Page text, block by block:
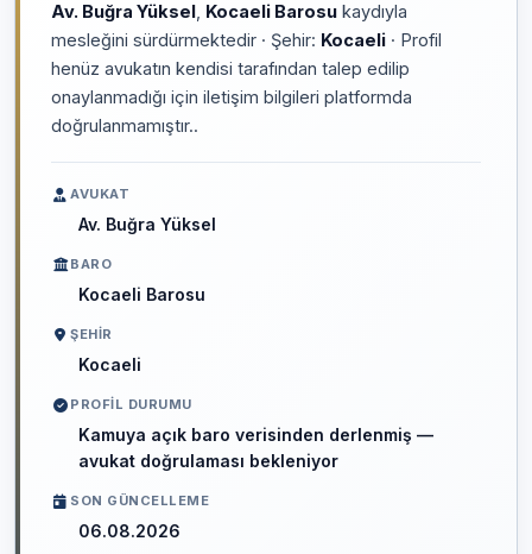
Av. Buğra Yüksel Kocaeli Barosu kaydıyla
mesleğini sürdürmektedir · Şehir: Kocaeli · Profil
henüz avukatın kendisi tarafından talep edilip
onaylanmadığı için iletişim bilgileri platformda
doğrulanmamıştır..
AVUKAT
Av. Buğra Yüksel
BARO
Kocaeli Barosu
ŞEHIR
Kocaeli
PROFIL DURUMU
Kamuya açık baro verisinden derlenmiş —
avukat doğrulaması bekleniyor
SON GÜNCELLEME
06.08.2026